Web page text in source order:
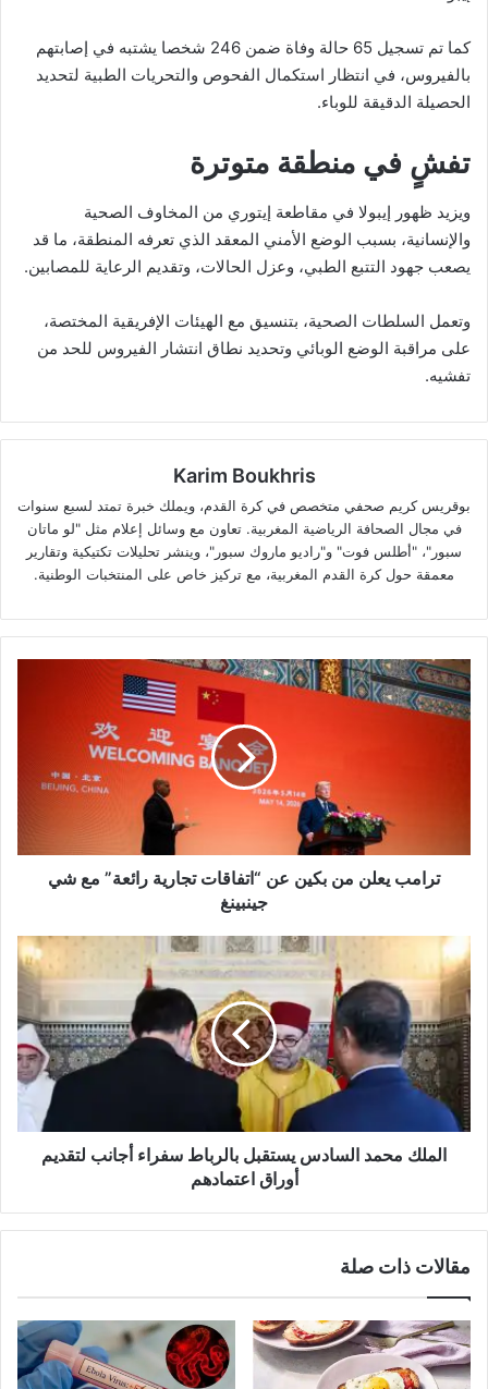
كما تم تسجيل 65 حالة وفاة ضمن 246 شخصا يشتبه في إصابتهم
بالفيروس، في انتظار استكمال الفحوص والتحريات الطبية لتحديد
الحصيلة الدقيقة للوباء.
تفشٍ في منطقة متوترة
ويزيد ظهور إيبولا في مقاطعة إيتوري من المخاوف الصحية
والإنسانية، بسبب الوضع الأمني المعقد الذي تعرفه المنطقة، ما قد
يصعب جهود التتبع الطبي، وعزل الحالات، وتقديم الرعاية للمصابين.
وتعمل السلطات الصحية، بتنسيق مع الهيئات الإفريقية المختصة،
على مراقبة الوضع الوبائي وتحديد نطاق انتشار الفيروس للحد من
تفشيه.
Karim Boukhris
بوقريس كريم صحفي متخصص في كرة القدم، ويملك خبرة تمتد لسبع سنوات
في مجال الصحافة الرياضية المغربية. تعاون مع وسائل إعلام مثل "لو ماتان
سبور"، "أطلس فوت" و"راديو ماروك سبور"، وينشر تحليلات تكتيكية وتقارير
معمقة حول كرة القدم المغربية، مع تركيز خاص على المنتخبات الوطنية.
ترامب
يعلن
من
مع
ترامب يعلن من بكين عن “اتفاقات تجارية رائعة” مع شي
جينبينغ
الملك
محمد
السادس
يستقبل
بالرباط
سفراء
أجانب
لتقديم
أوراق
اعتمادهم
الملك محمد السادس يستقبل بالرباط سفراء أجانب لتقديم
أوراق اعتمادهم
مقالات ذات صلة